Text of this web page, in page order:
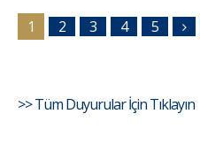
1 2 3 4 5
>> Tüm Duyurular İçin Tıklayın